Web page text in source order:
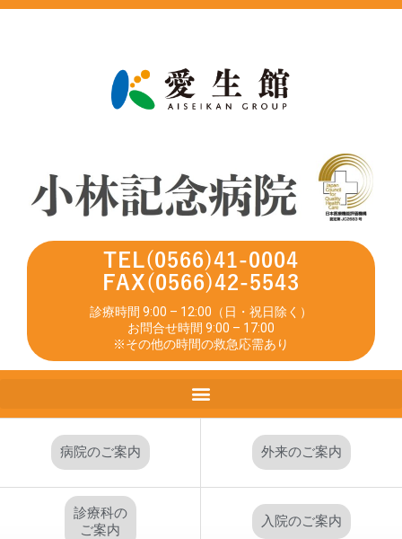
TEL(0566)41-0004
FAX(0566)42-5543
診療時間 9:00 – 12:00（日・祝日除く）
お問合せ時間 9:00 – 17:00
※その他の時間の救急応需あり
病院のご案内 外来のご案内
診療科の
ご案内
入院のご案内